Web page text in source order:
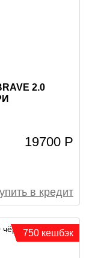
2.0
19700 Р
в кредит
750 кешбэк